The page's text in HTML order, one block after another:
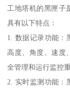
工地塔机的黑匣子
具有以下特点：
1. 数据记录功能：
高度、角度、速度
全管理和运行监控重
2. 实时监测功能：